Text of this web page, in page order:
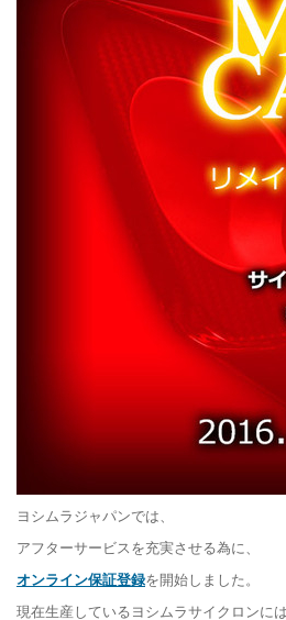
ヨシムラジャパンでは、
アフターサービスを充実させる為に、
オンライン保証登録を開始しました。
現在生産しているヨシムラサイクロンには